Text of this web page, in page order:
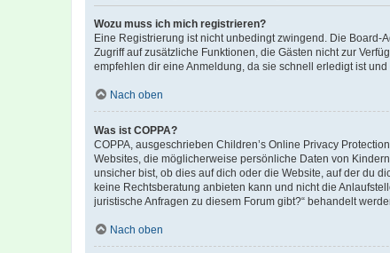
Wozu muss ich mich registrieren?
Eine Registrierung ist nicht unbedingt zwingend. Die Board-
Zugriff auf zusätzliche Funktionen, die Gästen nicht zur
empfehlen dir eine Anmeldung, da sie schnell erledigt ist
Nach oben
Was ist COPPA?
COPPA, ausgeschrieben Children’s Online Privacy
Websites, die möglicherweise persönliche Daten von
unsicher bist, ob dies auf dich oder die Website, auf der du
keine Rechtsberatung anbieten kann und nicht die
juristische Anfragen zu diesem Forum gibt?“ behandelt
Nach oben